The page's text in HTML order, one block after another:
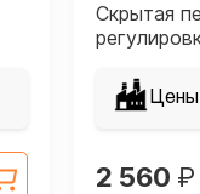
Скрытая
Цены
2 560 ₽